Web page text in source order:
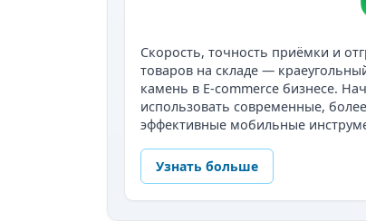
Скорость, точность приёмки и
товаров на складе —
камень в E-commerce бизнесе.
использовать современные, более
эффективные мобильные
Узнать больше